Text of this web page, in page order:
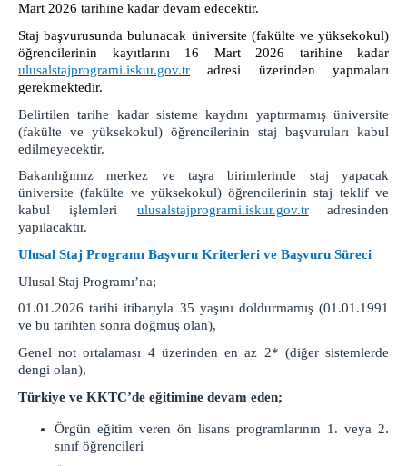
Karakoçan Adliyesi
Ceza İnfaz Kurumları
Elazığ E Tipi Kapalı C.İ.K.
Elazığ T Tipi Kapalı C.İ.K.
Elazığ 1 Nolu Yüksek Güvenlikli C.İ.K.
Elazığ 2 Nolu Yüksek Güvenlikli C.İ.K.
Elazığ R Tipi Kapalı C.İ.K.
Elazığ Kampüs Açık C.İ.K.
Elazığ Çocuk Eğitimevi Müdürlüğü
Yemek Listesi
BAŞSAVCILIK
Cumhuriyet Başsavcısı
Cumhuriyet Başsavcı Vekili
Cumhuriyet Savcıları
Savcılık Birimleri
Mart 2026 tarihine kadar devam edecektir.
Staj başvurusunda bulunacak üniversite (fakülte ve yüksekokul)
öğrencilerinin kayıtlarını 16 Mart 2026 tarihine kadar
ulusalstajprogrami.iskur.gov.tr adresi üzerinden yapmaları
gerekmektedir.
Belirtilen tarihe kadar sisteme kaydını yaptırmamış üniversite
(fakülte ve yüksekokul) öğrencilerinin staj başvuruları kabul
edilmeyecektir.
Bakanlığımız merkez ve taşra birimlerinde staj yapacak
üniversite (fakülte ve yüksekokul) öğrencilerinin staj teklif ve
kabul işlemleri ulusalstajprogrami.iskur.gov.tr
adresinden
yapılacaktır.
Ulusal Staj Programı Başvuru Kriterleri ve Başvuru Süreci
Ulusal Staj Programı’na;
01.01.2026 tarihi itibarıyla 35 yaşını doldurmamış (01.01.1991
ve bu tarihten sonra doğmuş olan),
Genel not ortalaması 4 üzerinden en az 2* (diğer sistemlerde
dengi olan),
Türkiye ve KKTC’de eğitimine devam eden;
Örgün eğitim veren ön lisans programlarının 1. veya 2.
sınıf öğrencileri